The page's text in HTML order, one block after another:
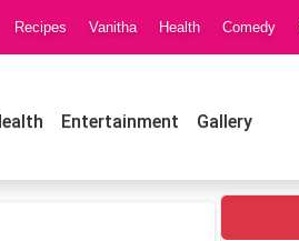
Recipes Vanitha Health Comedy
Entertainment Gallery